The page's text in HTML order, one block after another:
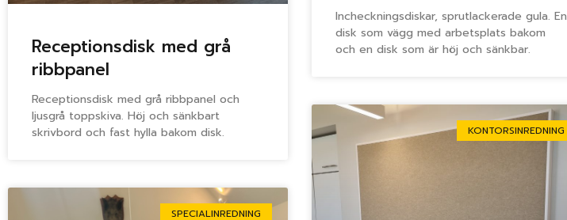
Receptionsdisk med grå
ribbpanel
Receptionsdisk med grå ribbpanel och
ljusgrå toppskiva. Höj och sänkbart
skrivbord och fast hylla bakom disk.
Incheckningsdiskar, sprutlackerade gula. En
disk som vägg med arbetsplats bakom
och en disk som är höj och sänkbar.
SPECIALINREDNING
KONTORSINREDNING